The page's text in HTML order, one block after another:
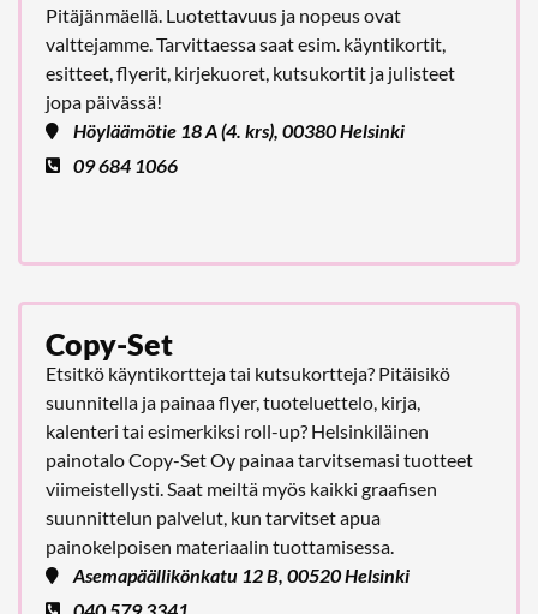
Pitäjänmäellä. Luotettavuus ja nopeus ovat
valttejamme. Tarvittaessa saat esim. käyntikortit,
esitteet, flyerit, kirjekuoret, kutsukortit ja julisteet
jopa päivässä!
Höyläämötie 18 A (4. krs), 00380 Helsinki
09 684 1066
Copy-Set
Etsitkö käyntikortteja tai kutsukortteja? Pitäisikö
suunnitella ja painaa flyer, tuoteluettelo, kirja,
kalenteri tai esimerkiksi roll-up? Helsinkiläinen
painotalo Copy-Set Oy painaa tarvitsemasi tuotteet
viimeistellysti. Saat meiltä myös kaikki graafisen
suunnittelun palvelut, kun tarvitset apua
painokelpoisen materiaalin tuottamisessa.
Asemapäällikönkatu 12 B, 00520 Helsinki